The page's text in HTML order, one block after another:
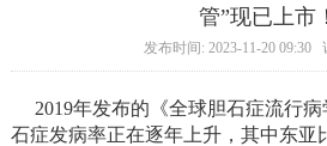
管”现已上市！
发布时间: 2023-11-20 09:30
2019年发布的《全球胆石症流行
石症发病率正在逐年上升，其中东亚